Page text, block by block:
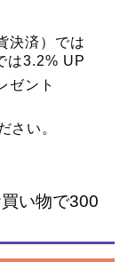
決済）では
は3.2% UP
ゼント
さい。
い物で300